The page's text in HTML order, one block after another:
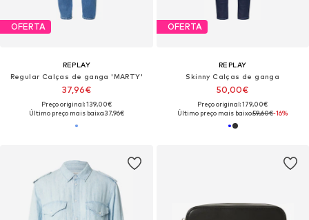
OFERTA
REPLAY
Regular Calças de ganga 'MARTY'
37,96€
Preço original: 139,00€
Último preço mais baixo:37,96€
OFERTA
REPLAY
Skinny Calças de ganga
50,00€
Preço original: 179,00€
Último preço mais baixo:59,60€-16%